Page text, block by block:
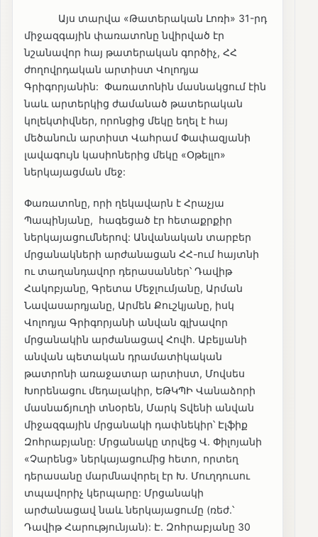
Այս տարվա «Թատերական Լոռի» 31-րդ
միջազգային փառատոնը նվիրված էր
նշանավոր հայ թատերական գործիչ, ՀՀ
ժողովրդական արտիստ Վոլոդյա
Գրիգորյանին: Փառատոնին մասնակցում էին
նաև արտերկից ժամանած թատերական
կոլեկտիվներ, որոնցից մեկը եղել է հայ
մեծանուն արտիստ Վահրամ Փափազյանի
լավագույն կասիոներից մեկը «Օթելլո»
ներկայացման մեջ:
Փառատոնը, որի ղեկավարն է Հրաչյա
Պապինյանը, հագեցած էր հետաքրքիր
ներկայացումներով: Անվանական տարբեր
մրցանակների արժանացան ՀՀ-ում հայտնի
ու տաղանդավոր դերասաններ՝ Դավիթ
Հակոբյանը, Գրետա Մեջլումյանը, Արման
Նավասարդյանը, Արմեն Քուշկյանը, իսկ
Վոլոդյա Գրիգորյանի անվան գլխավոր
մրցանակին արժանացավ Հովհ. Աբելյանի
անվան պետական դրամատիկական
թատրոնի առաջատար արտիստ, Մովսես
Խորենացու մեդալակիր, ԵԹԿՊԻ Վանաձորի
մասնաճյուղի տնօրեն, Մարկ Տվենի անվան
միջազգային մրցանակի դափնեկիր՝ Էլֆիք
Զոհրաբյանը: Մրցանակը տրվեց Վ. Փիլոյանի
«Չարենց» ներկայացումից հետո, որտեղ
դերասանը մարմնավորել էր Խ. Մուղդուսու
տպավորիչ կերպարը: Մրցանակի
արժանացավ նաև ներկայացումը (ռեժ.՝
Դավիթ Հարությունյան): Է. Զոհրաբյանը 30